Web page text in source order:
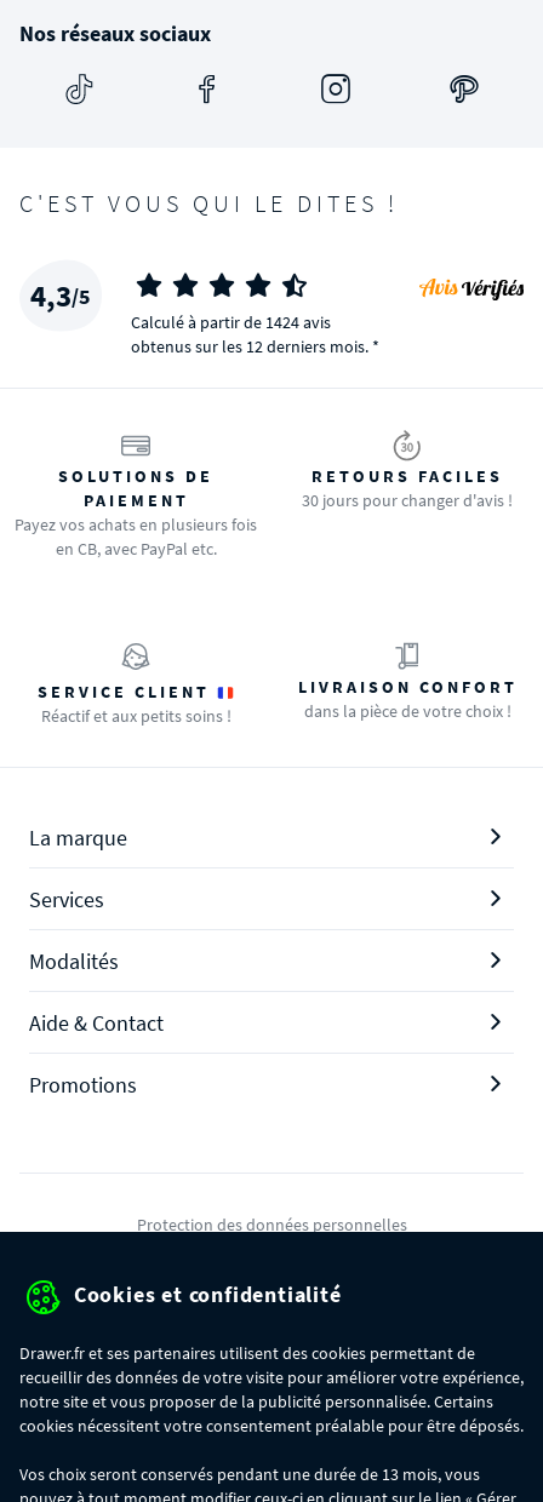
Nos réseaux sociaux
C'EST VOUS QUI LE DITES !
4,3/5
Calculé à partir de 1424 avis
obtenus sur les 12 derniers mois. *
SOLUTIONS DE
PAIEMENT
Payez vos achats en plusieurs fois
en CB, avec PayPal etc.
RETOURS FACILES
30 jours pour changer d'avis !
SERVICE CLIENT
Réactif et aux petits soins !
LIVRAISON CONFORT
dans la pièce de votre choix !
La marque
Services
Modalités
Aide & Contact
Promotions
Protection des données personnelles
Gérer mes cookies
commande :
Cookies et confidentialité
Drawer.fr et ses partenaires utilisent des cookies permettant de
recueillir des données de votre visite pour améliorer votre expérience,
notre site et vous proposer de la publicité personnalisée. Certains
cookies nécessitent votre consentement préalable pour être déposés.
Vos choix seront conservés pendant une durée de 13 mois, vous